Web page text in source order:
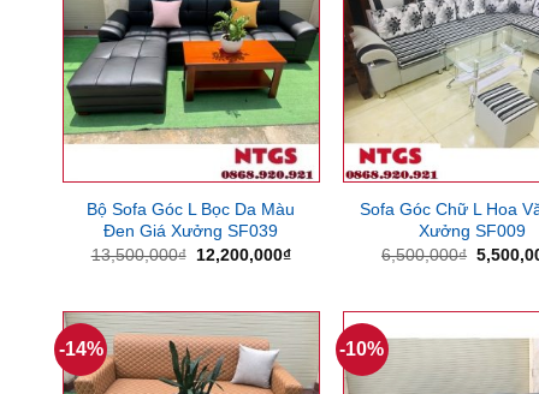
Bộ Sofa Góc L Bọc Da Màu
Đen Giá Xưởng SF039
13,500,000₫ Giá
12,200,000₫Giá
12,200,000₫.
Sofa Góc Chữ L Hoa
Xưởng SF009
6,500,000₫ Giá
-14% -10%